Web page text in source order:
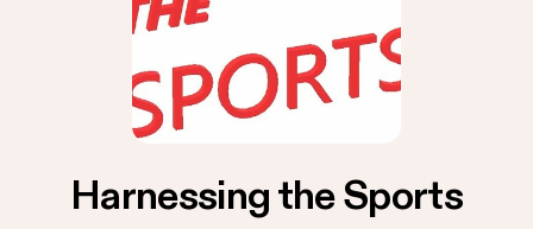
Harnessing the Sports